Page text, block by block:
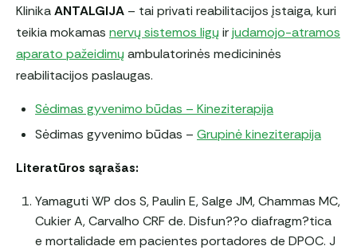
KlinikaANTALGIJA – tai privati reabilitacijos įstaiga, kuri
teikia mokamas nervų sistemos ligų irjudamojo-atramos
aparato pažeidimų ambulatorinės medicininės
reabilitacijos paslaugas.
Sėdimas gyvenimo būdas – Kineziterapija
Sėdimas gyvenimo būdas – Grupinė kineziterapija
Literatūros sąrašas:
Yamaguti WP dos S, Paulin E, Salge JM, Chammas MC,
Cukier A, Carvalho CRF de. Disfun??o diafragm?tica
e mortalidade em pacientes portadores de DPOC. J